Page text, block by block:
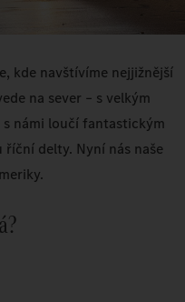
kde navštívíme nejjižnější
na sever – s velkým
s námi loučí fantastickým
říční delty. Nyní nás naše